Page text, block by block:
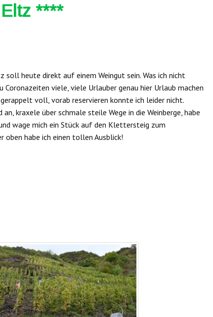
****
heute direkt auf einem Weingut sein. Was ich nicht
viele, viele Urlauber genau hier Urlaub machen
voll, vorab reservieren konnte ich leider nicht.
kraxele über schmale steile Wege in die Weinberge, habe
wage mich ein Stück auf den Klettersteig zum
oben habe ich einen tollen Ausblick!